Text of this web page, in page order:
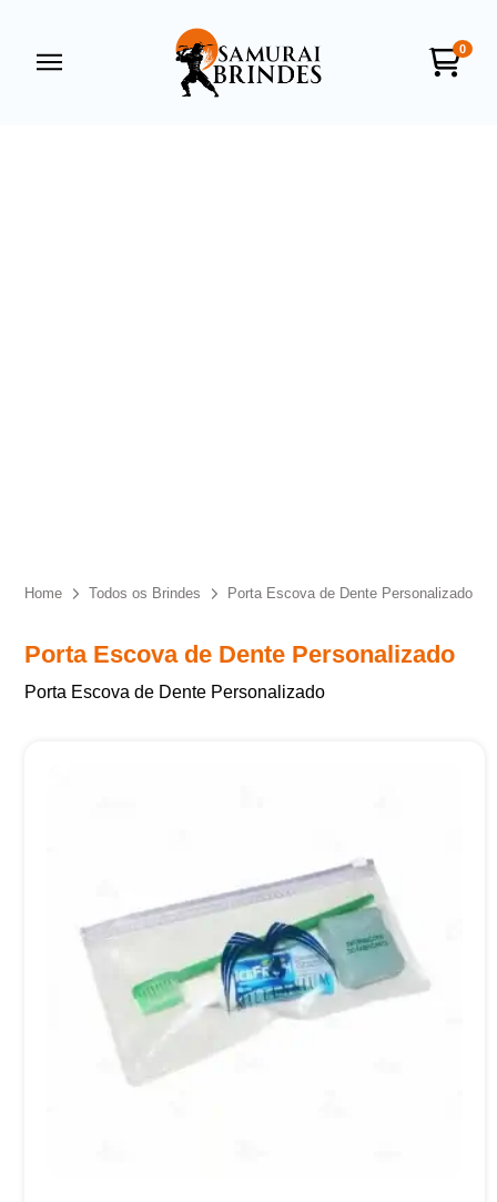
0
Home Todos os Brindes Porta Escova de Dente Personalizado
Porta Escova de Dente Personalizado
Porta Escova de Dente Personalizado
Samurai Brindes
sua privacidade, utilizaremos seus dados apenas para fins
de marketing. Você pode alterar suas preferências a
Iniciar conversa